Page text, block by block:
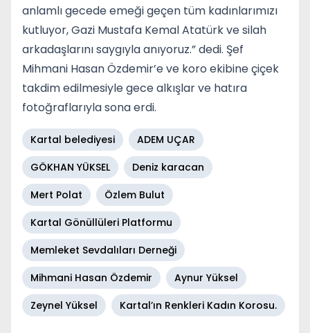
anlamlı gecede emeği geçen tüm kadınlarımızı
kutluyor, Gazi Mustafa Kemal Atatürk ve silah
arkadaşlarını saygıyla anıyoruz.” dedi. Şef
Mihmani Hasan Özdemir’e ve koro ekibine çiçek
takdim edilmesiyle gece alkışlar ve hatıra
fotoğraflarıyla sona erdi.
Kartal belediyesi
ADEM UÇAR
GÖKHAN YÜKSEL
Deniz karacan
Mert Polat
Özlem Bulut
Kartal Gönüllüleri Platformu
Memleket Sevdalıları Derneği
Mihmani Hasan Özdemir
Aynur Yüksel
Zeynel Yüksel
Kartal’ın Renkleri Kadın Korosu.